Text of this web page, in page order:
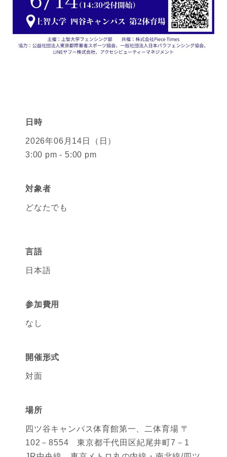
日時
2026年06月14日（日）
3:00 pm - 5:00 pm
対象者
どなたでも
言語
日本語
参加費用
なし
開催形式
対面
場所
四ツ谷キャンパス体育館第一、二体育場 〒
102－8554 東京都千代田区紀尾井町7－1